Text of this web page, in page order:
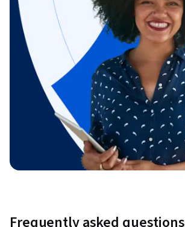
Frequently asked questions